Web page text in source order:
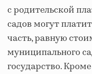
с родительской
садов могут
часть, равную
муниципального
государство.